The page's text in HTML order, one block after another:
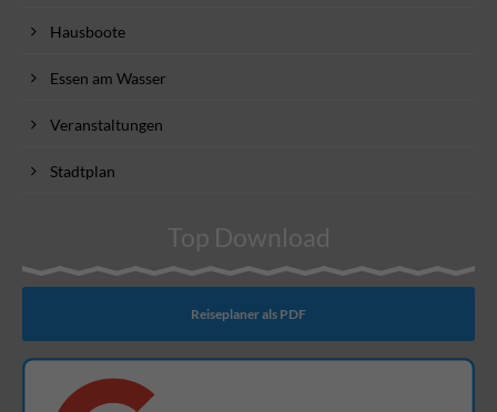
Hausboote
Essen am Wasser
Veranstaltungen
Stadtplan
Top Download
Reiseplaner als PDF